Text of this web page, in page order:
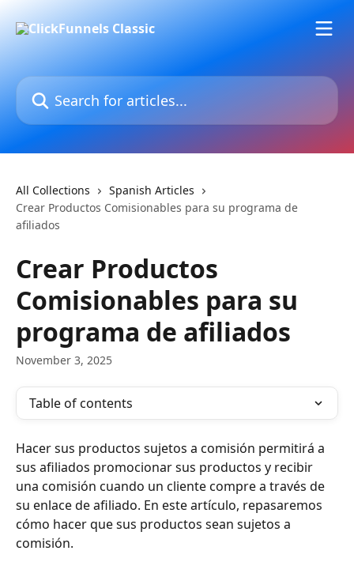
Search for articles...
All Collections
Spanish Articles
Crear Productos Comisionables para su programa de
afiliados
Crear Productos
Comisionables para su
programa de afiliados
November 3, 2025
Table of contents
Hacer sus productos sujetos a comisión permitirá a
sus afiliados promocionar sus productos y recibir
una comisión cuando un cliente compre a través de
su enlace de afiliado. En este artículo, repasaremos
cómo hacer que sus productos sean sujetos a
comisión.